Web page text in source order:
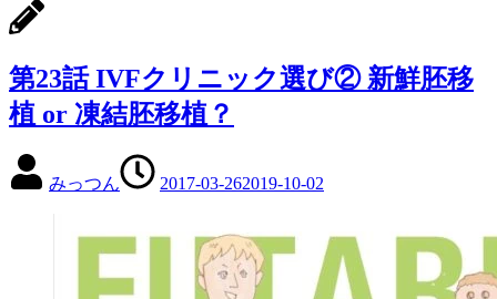
有
第23話 IVFクリニック選び② 新鮮胚移
植 or 凍結胚移植？
みっつん 2017-03-262019-10-02